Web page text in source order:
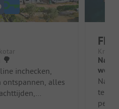
🌳
inchecken,
ontspannen, alles